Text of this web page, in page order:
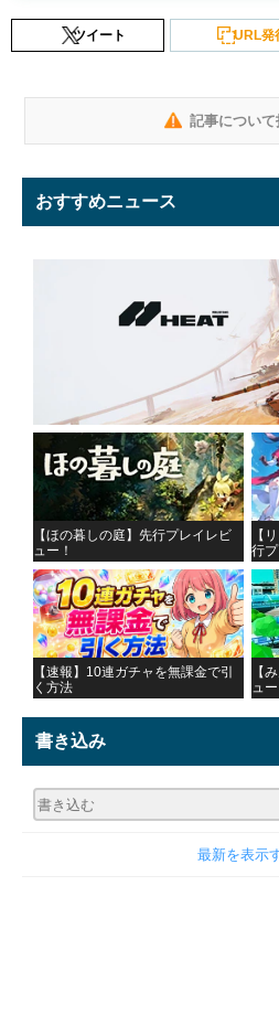
ツイート URL発
記事について
おすすめニュース
【ほの暮しの庭】先行プレイレビ
ュー！
【
行
【速報】10連ガチャを無課金で引
く方法
【
ュー
書き込み
最新を表示